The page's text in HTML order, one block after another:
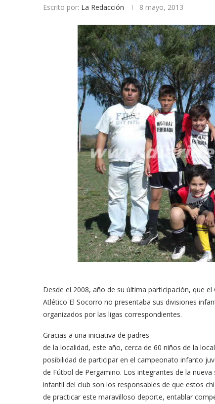
Escrito por: La Redacción 8 mayo, 2013
Desde el 2008, año de su última participación, que el
Atlético El Socorro no presentaba sus divisiones
organizados por las ligas correspondientes.
Gracias a una iniciativa de padres
de la localidad, este año, cerca de 60 niños de la
posibilidad de participar en el campeonato infanto
de Fútbol de Pergamino. Los integrantes de la
infantil del club son los responsables de que estos
de practicar este maravilloso deporte, entablar